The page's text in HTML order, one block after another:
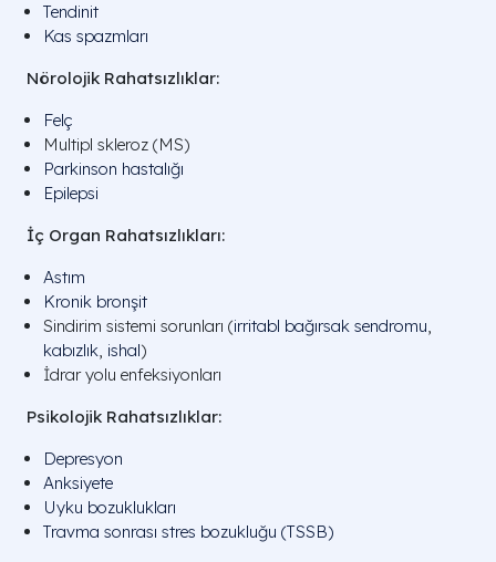
Tendinit
Kas spazmları
Nörolojik Rahatsızlıklar:
Felç
Multipl skleroz (MS)
Parkinson hastalığı
Epilepsi
İç Organ Rahatsızlıkları:
Astım
Kronik bronşit
Sindirim sistemi sorunları (irritabl bağırsak sendromu,
kabızlık, ishal)
İdrar yolu enfeksiyonları
Psikolojik Rahatsızlıklar:
Depresyon
Anksiyete
Uyku bozuklukları
Travma sonrası stres bozukluğu (TSSB)